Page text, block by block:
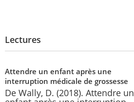
Lectures
Attendre un enfant après une
interruption médicale de grossesse
De Wally, D. (2018). Attendre un